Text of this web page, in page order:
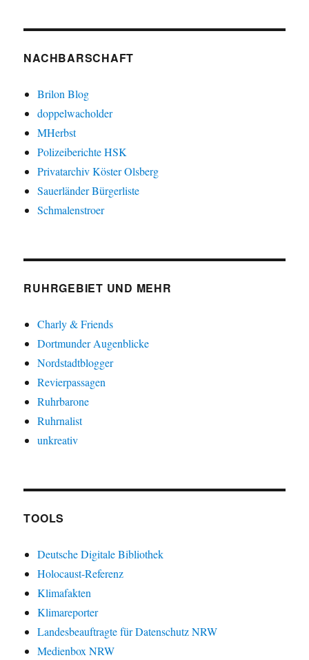
NACHBARSCHAFT
Brilon Blog
doppelwacholder
MHerbst
Polizeiberichte HSK
Privatarchiv Köster Olsberg
Sauerländer Bürgerliste
Schmalenstroer
RUHRGEBIET UND MEHR
Charly & Friends
Dortmunder Augenblicke
Nordstadtblogger
Revierpassagen
Ruhrbarone
Ruhrnalist
unkreativ
TOOLS
Deutsche Digitale Bibliothek
Holocaust-Referenz
Klimafakten
Klimareporter
Landesbeauftragte für Datenschutz NRW
Medienbox NRW